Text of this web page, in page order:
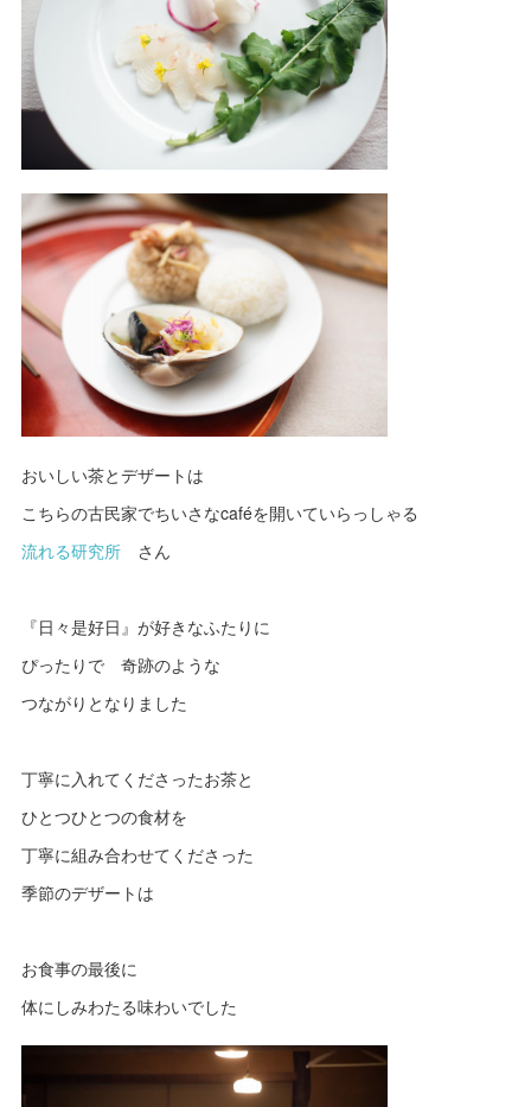
おいしい茶とデザートは
こちらの古民家でちいさなcaféを開いていらっしゃる
流れる研究所 さん
『日々是好日』が好きなふたりに
ぴったりで 奇跡のような
つながりとなりました
丁寧に入れてくださったお茶と
ひとつひとつの食材を
丁寧に組み合わせてくださった
季節のデザートは
お食事の最後に
体にしみわたる味わいでした